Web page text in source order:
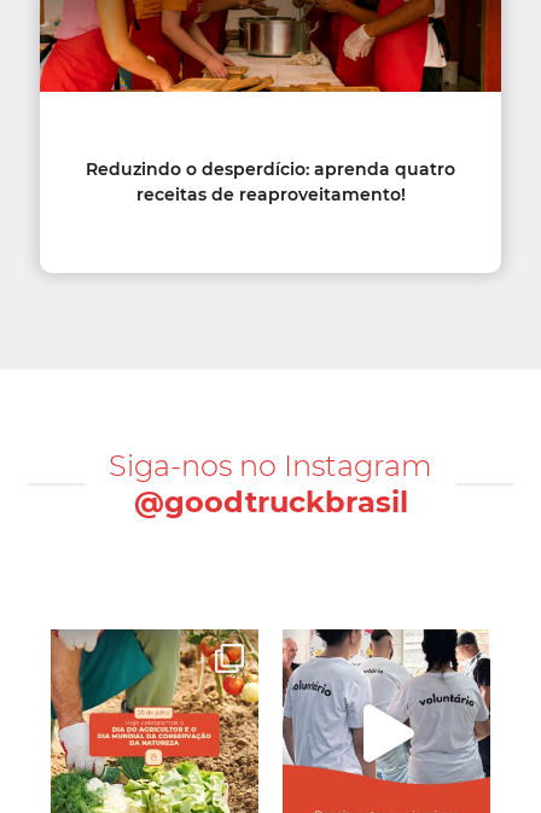
Reduzindo o desperdício: aprenda quatro
receitas de reaproveitamento!
Siga-nos no Instagram
@goodtruckbrasil